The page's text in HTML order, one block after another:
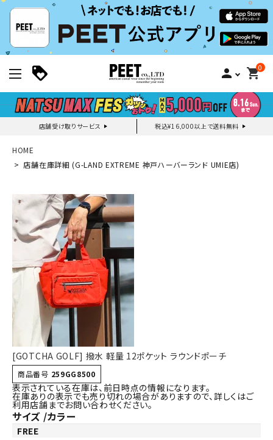
person 0
shopping_cart
店舗受け取りサービス 税込¥16,000以上で送料無料
新規会員登録｜ログイン
詳しい条件から探す
HOME
店舗在庫詳細 (G-LAND EXTREME 神戸ハーバーランド UMIE店)
[GOTCHA GOLF] 撥水 軽量 12ポケット ラウンドポーチ
商品番号 259GG8500
表示されている在庫は、前日時点の情報になります。
在庫ありの表示でも売り切れの場合がありますので、詳しくはご
利用店舗までお問い合わせください。
サイズ カラー
FREE